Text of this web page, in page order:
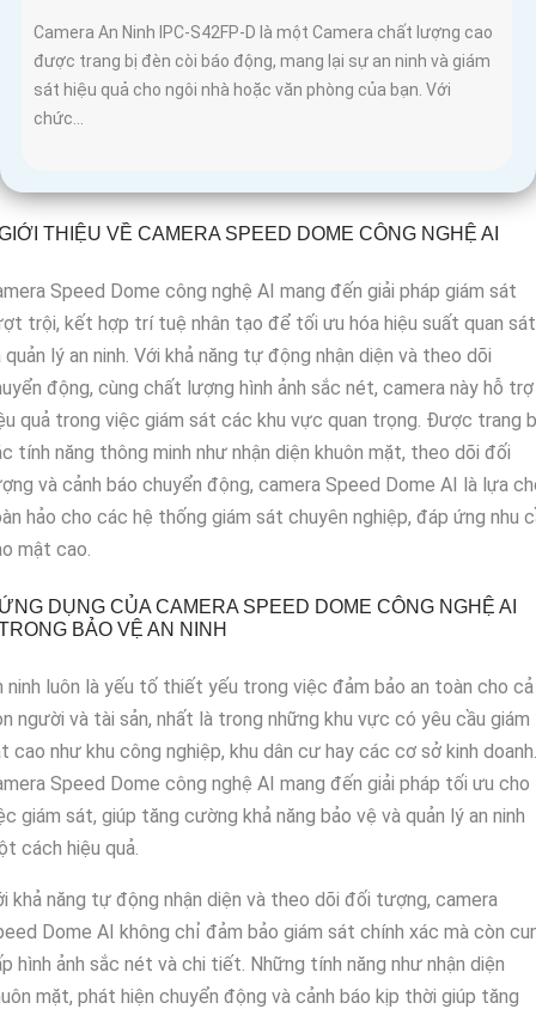
Camera An Ninh IPC-S42FP-D là một Camera chất lượng cao
được trang bị đèn còi báo động, mang lại sự an ninh và giám
sát hiệu quả cho ngôi nhà hoặc văn phòng của bạn. Với
chức...
THIỆU VỀ CAMERA SPEED DOME CÔNG NGHỆ AI
Speed Dome công nghệ AI mang đến giải pháp giám sát
trội, kết hợp trí tuệ nhân tạo để tối ưu hóa hiệu suất quan sát
quản lý an ninh. Với khả năng tự động nhận diện và theo dõi
động, cùng chất lượng hình ảnh sắc nét, camera này hỗ trợ
quả trong việc giám sát các khu vực quan trọng. Được trang
tính năng thông minh như nhận diện khuôn mặt, theo dõi đối
và cảnh báo chuyển động, camera Speed Dome AI là lựa
hảo cho các hệ thống giám sát chuyên nghiệp, đáp ứng nhu
mật cao.
DỤNG CỦA CAMERA SPEED DOME CÔNG NGHỆ AI
BẢO VỆ AN NINH
ninh luôn là yếu tố thiết yếu trong việc đảm bảo an toàn cho cả
người và tài sản, nhất là trong những khu vực có yêu cầu giám
cao như khu công nghiệp, khu dân cư hay các cơ sở kinh doanh.
Speed Dome công nghệ AI mang đến giải pháp tối ưu cho
giám sát, giúp tăng cường khả năng bảo vệ và quản lý an ninh
cách hiệu quả.
khả năng tự động nhận diện và theo dõi đối tượng, camera
Dome AI không chỉ đảm bảo giám sát chính xác mà còn
hình ảnh sắc nét và chi tiết. Những tính năng như nhận diện
mặt, phát hiện chuyển động và cảnh báo kịp thời giúp tăng